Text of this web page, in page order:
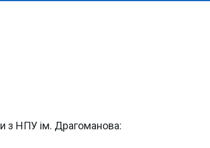
з НПУ ім. Драгоманова: